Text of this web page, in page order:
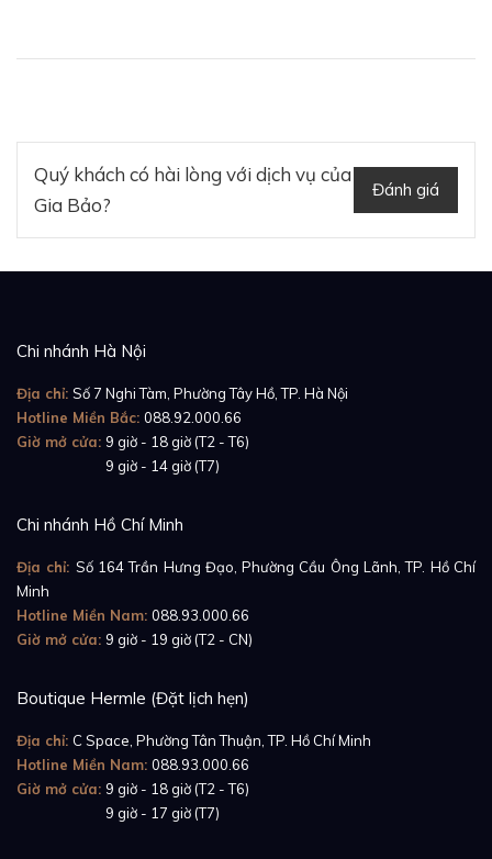
Quý khách có hài lòng với dịch vụ của
Gia Bảo?
Đánh giá
Chi nhánh Hà Nội
Địa chỉ: Số 7 Nghi Tàm, Phường Tây Hồ, TP. Hà Nội
Hotline Miền Bắc: 088.92.000.66
Giờ mở cửa: 9 giờ - 18 giờ (T2 - T6)
9 giờ - 14 giờ (T7)
Chi nhánh Hồ Chí Minh
Địa chỉ: Số 164 Trần Hưng Đạo, Phường Cầu Ông Lãnh, TP. Hồ Chí
Minh
Hotline Miền Nam: 088.93.000.66
Giờ mở cửa: 9 giờ - 19 giờ (T2 - CN)
Boutique Hermle (Đặt lịch hẹn)
Địa chỉ: C Space, Phường Tân Thuận, TP. Hồ Chí Minh
Hotline Miền Nam: 088.93.000.66
Giờ mở cửa: 9 giờ - 18 giờ (T2 - T6)
9 giờ - 17 giờ (T7)